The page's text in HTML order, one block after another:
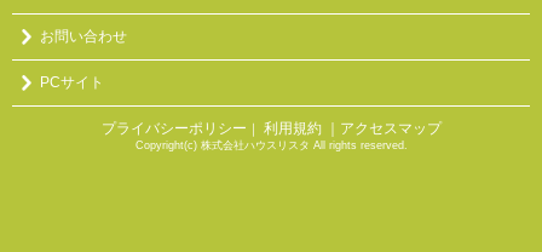
お問い合わせ
PCサイト
プライバシーポリシー ｜ 利用規約 ｜アクセスマップ
Copyright(c) 株式会社ハウスリスタ All rights reserved.